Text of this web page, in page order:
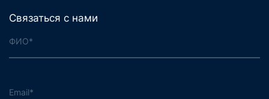
Связаться с нами